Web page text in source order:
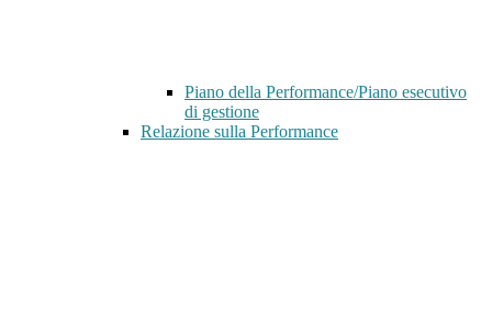
Piano della Performance/Piano esecutivo
di gestione
Relazione sulla Performance